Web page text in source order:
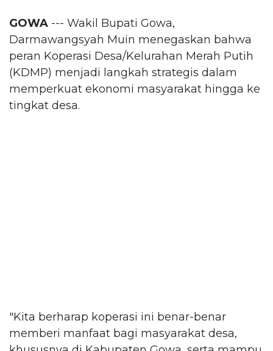
GOWA --- Wakil Bupati Gowa,
Darmawangsyah Muin menegaskan bahwa
peran Koperasi Desa/Kelurahan Merah Putih
(KDMP) menjadi langkah strategis dalam
memperkuat ekonomi masyarakat hingga ke
tingkat desa.
"Kita berharap koperasi ini benar-benar
memberi manfaat bagi masyarakat desa,